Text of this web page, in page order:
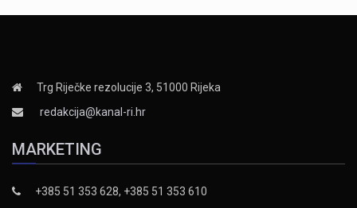
Trg Riječke rezolucije 3, 51000 Rijeka
redakcija@kanal-ri.hr
MARKETING
+385 51 353 628, +385 51 353 610